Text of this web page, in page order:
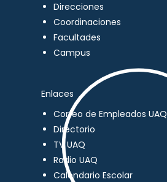
Direcciones
Coordinaciones
Facultades
Campus
Enlaces
Correo de Empleados UAQ
Directorio
TV UAQ
Radio UAQ
Calendario Escolar